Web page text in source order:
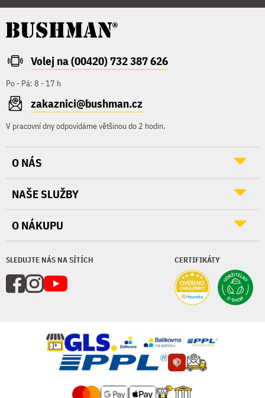
Volej na (00420) 732 387 626
Po - Pá: 8 - 17 h
zakaznici@bushman.cz
V pracovní dny odpovídáme většinou do 2 hodin.
SLEDUJTE NÁS NA SÍTÍCH CERTIFIKÁTY
O NÁS
NAŠE SLUŽBY
O NÁKUPU